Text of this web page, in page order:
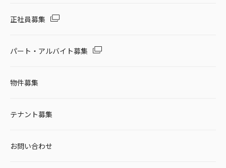
正社員募集
パート・アルバイト募集
物件募集
テナント募集
お問い合わせ